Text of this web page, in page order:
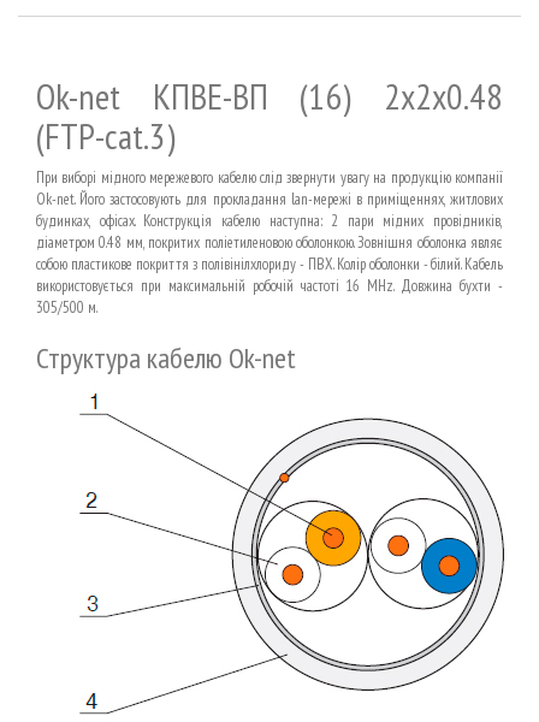
Ok-net КПВЕ-ВП (16) 2х2х0.48
(FTP-cat.3)
При виборі мідного мережевого кабелю слід звернути увагу на продукцію компанії
Ok-net. Його застосовують для прокладання lan-мережі в приміщеннях, житлових
будинках, офісах. Конструкція кабелю наступна: 2 пари мідних провідників,
діаметром 0.48 мм, покритих поліетиленовою оболонкою. Зовнішня оболонка являє
собою пластикове покриття з полівінілхлориду - ПВХ. Колір оболонки - білий. Кабель
використовується при максимальній робочій частоті 16 MHz. Довжина бухти -
305/500 м.
Структура кабелю Ok-net